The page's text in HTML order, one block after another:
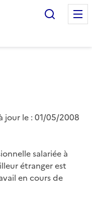
jour le : 01/05/2008
salariée à
étranger est
en cours de